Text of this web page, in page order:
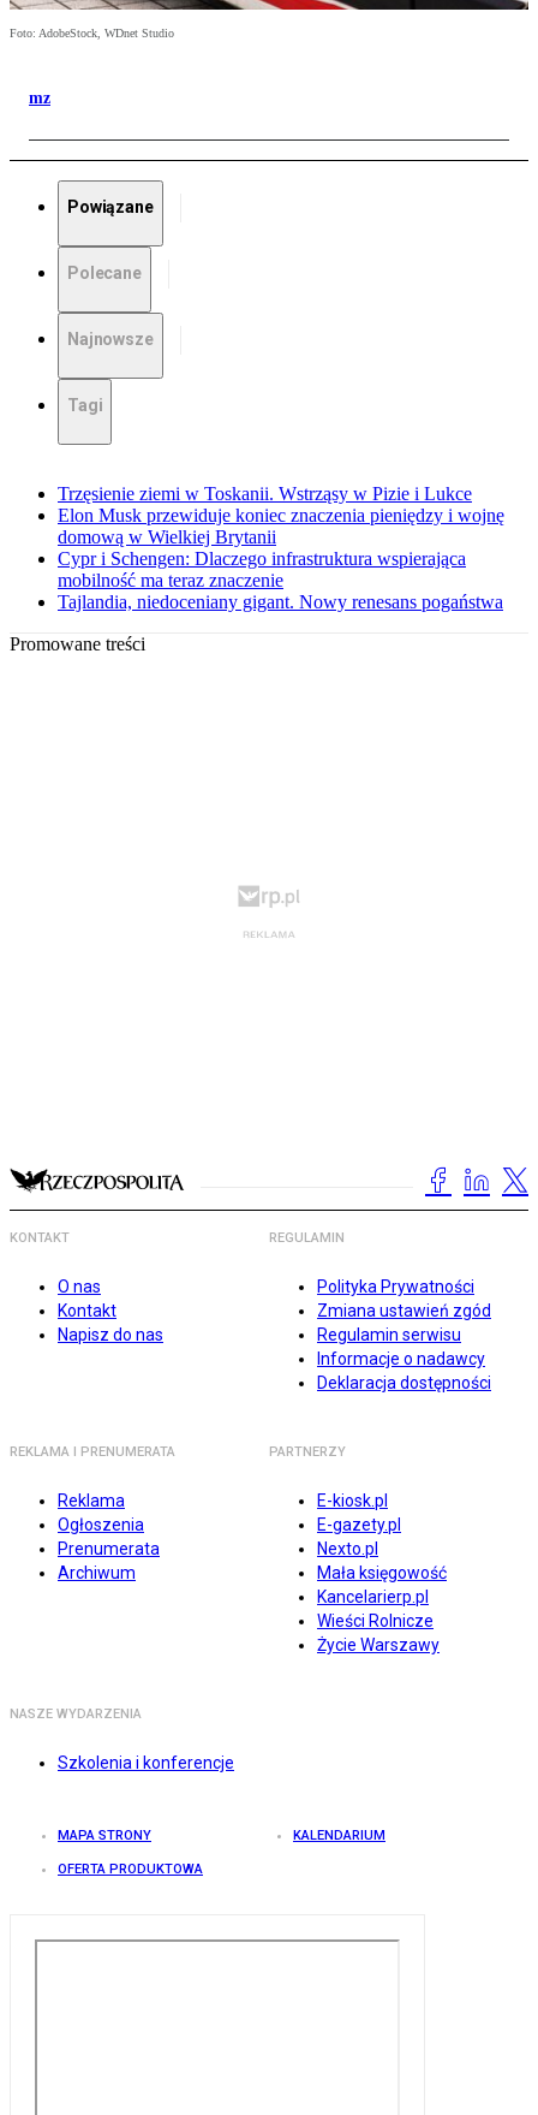
Foto: AdobeStock, WDnet Studio
mz
Powiązane
Polecane
Najnowsze
Tagi
Trzęsienie ziemi w Toskanii. Wstrząsy w Pizie i Lukce
Elon Musk przewiduje koniec znaczenia pieniędzy i wojnę
domową w Wielkiej Brytanii
Cypr i Schengen: Dlaczego infrastruktura wspierająca
mobilność ma teraz znaczenie
Tajlandia, niedoceniany gigant. Nowy renesans pogaństwa
Promowane treści
KONTAKT
O nas
Kontakt
Napisz do nas
REGULAMIN
Polityka Prywatności
Zmiana ustawień zgód
Regulamin serwisu
Informacje o nadawcy
Deklaracja dostępności
REKLAMA I PRENUMERATA
Reklama
Ogłoszenia
Prenumerata
Archiwum
PARTNERZY
E-kiosk.pl
E-gazety.pl
Nexto.pl
Mała księgowość
Kancelarierp.pl
Wieści Rolnicze
Życie Warszawy
NASZE WYDARZENIA
Szkolenia i konferencje
MAPA STRONY KALENDARIUM
OFERTA PRODUKTOWA